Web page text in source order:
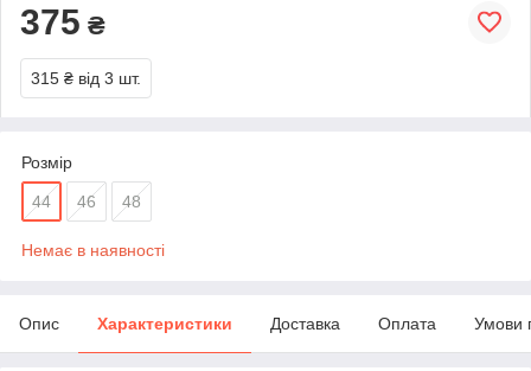
375 ₴
315 ₴ від 3 шт.
Розмір
44 46 48
Немає в наявності
Опис Характеристики Доставка Оплата Умови